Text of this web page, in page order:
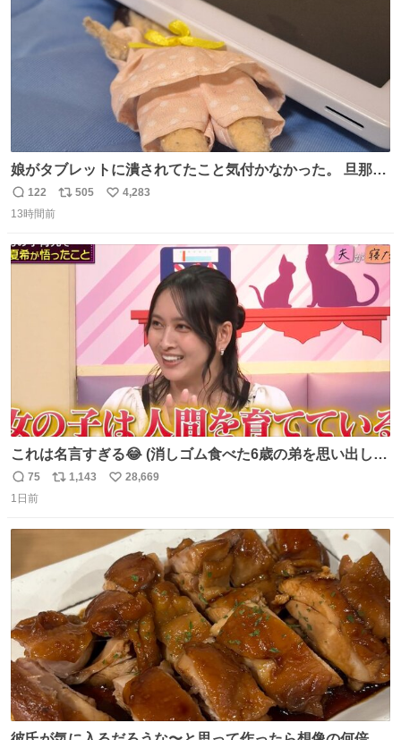
娘がタブレットに潰されてたこと気付かなかった。 旦那だ
けは娘の波長を感じ取れるから声出せずともSOSが伝わっ
たらしい。 急いで旦那が救出して、泣きじゃくる娘に自分
3回ほど。 小さい手だけど、地味に痛い。 その後、娘は旦
那に泣きついてた。
返
信
122
リ
ト
505
い
4,283
13時間前
これは名言すぎる😂 (消しゴム食べた6歳の弟を思い出しな
がら)
返
信
75
リ
数
1,143
い
数
28,669
1日前